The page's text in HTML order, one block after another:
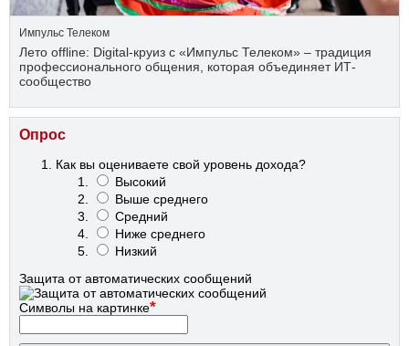
Импульс Телеком
Лето offline: Digital-круиз с «Импульс Телеком» – традиция
профессионального общения, которая объединяет ИТ-
сообщество
Опрос
Как вы оцениваете свой уровень дохода?
Высокий
Выше среднего
Средний
Ниже среднего
Низкий
Защита от автоматических сообщений
Символы на картинке*